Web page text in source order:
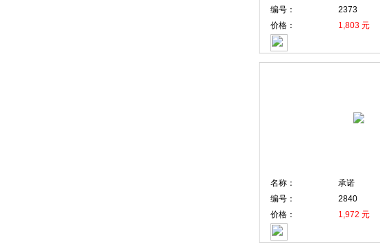
编号：
2373
价格：
1,803 元
名称：
承诺
编号：
2840
价格：
1,972 元